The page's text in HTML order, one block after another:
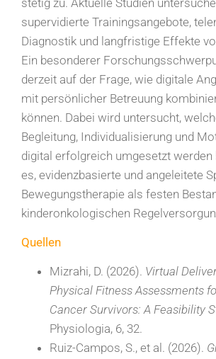
supervidierte Trainingsangebote,
Diagnostik und langfristige Effekte
Ein besonderer
derzeit auf der Frage, wie digitale
mit persönlicher Betreuung
können. Dabei wird untersucht,
Begleitung, Individualisierung und
digital erfolgreich umgesetzt werden
es, evidenzbasierte und angeleitete
Bewegungstherapie als festen
kinderonkologischen
Quellen
Mizrahi, D. (2026). Virtual
Physical Fitness Assessments
Cancer Survivors: A Feasibility
Physiologia, 6, 32.
Ruiz-Campos, S., et al. (2026).